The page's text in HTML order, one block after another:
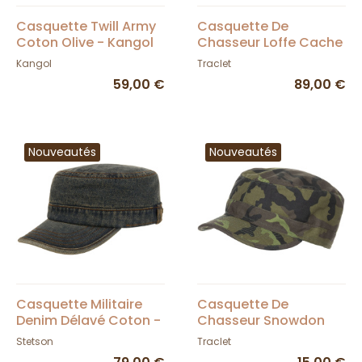
Casquette Twill Army
Coton Olive - Kangol
Kangol
59,00 €
Casquette De
Chasseur Loffe Cache
Oreille Kaki - Traclet
Traclet
89,00 €
Nouveautés
Casquette Militaire
Denim Délavé Coton -
Stetson
Stetson
Nouveautés
Casquette De
Chasseur Snowdon
Camouflage Olive -
Traclet